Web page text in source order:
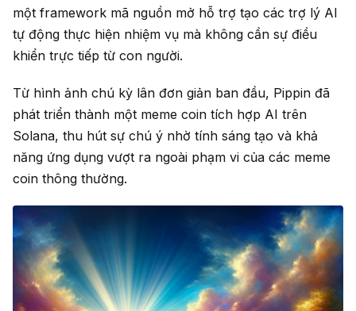
một framework mã nguồn mở hỗ trợ tạo các trợ lý AI
tự động thực hiện nhiệm vụ mà không cần sự điều
khiển trực tiếp từ con người.
Từ hình ảnh chú kỳ lân đơn giản ban đầu, Pippin đã
phát triển thành một meme coin tích hợp AI trên
Solana, thu hút sự chú ý nhờ tính sáng tạo và khả
năng ứng dụng vượt ra ngoài phạm vi của các meme
coin thông thường.